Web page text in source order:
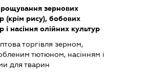
зернових
(крім рису), бобових
і насіння олійних культур
торгівля зерном,
тютюном, насінням і
для тварин